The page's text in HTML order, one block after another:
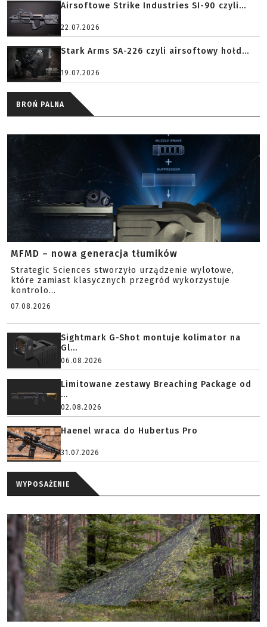
Airsoftowe Strike Industries SI-90 czyli...
22.07.2026
Stark Arms SA-226 czyli airsoftowy hołd...
19.07.2026
BROŃ PALNA
MFMD – nowa generacja tłumików
Strategic Sciences stworzyło urządzenie wylotowe,
które zamiast klasycznych przegród wykorzystuje
kontrolo...
07.08.2026
Sightmark G-Shot montuje kolimator na
Gl...
06.08.2026
Limitowane zestawy Breaching Package od
...
02.08.2026
Haenel wraca do Hubertus Pro
31.07.2026
WYPOSAŻENIE